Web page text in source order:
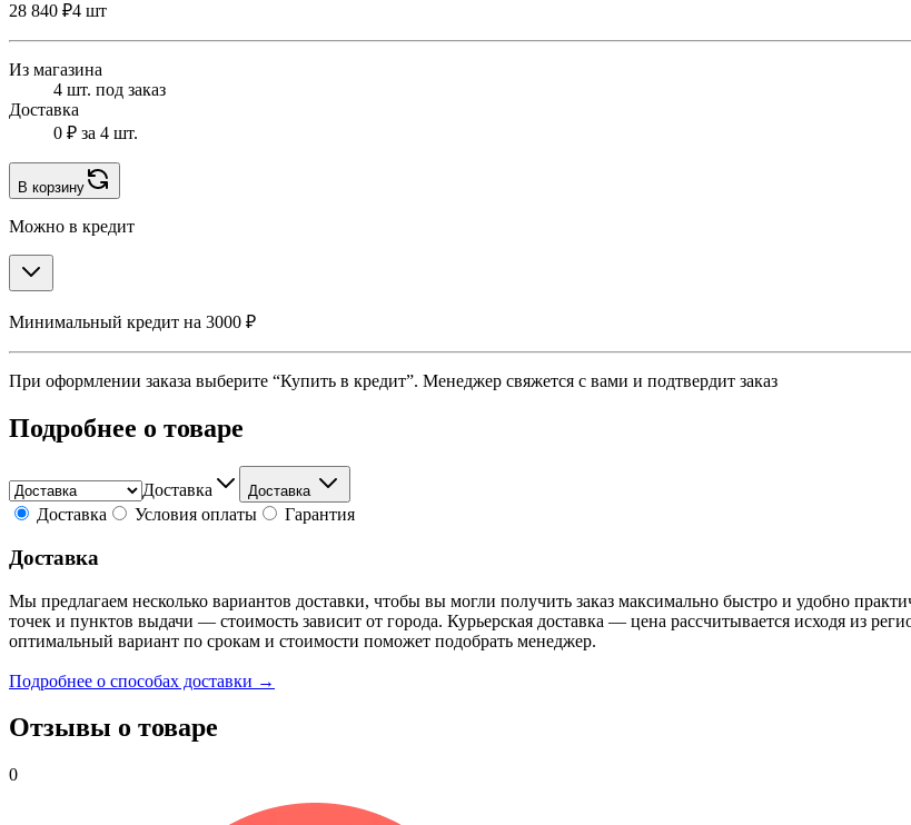
28 840 ₽4 шт
Из магазина
4 шт. под заказ
Доставка
0 ₽ за 4 шт.
В корзину
Можно в кредит
Минимальный кредит на 3000 ₽
При оформлении заказа выберите “Купить в кредит”. Менеджер свяжется с вами и подтвердит заказ
Подробнее о товаре
Доставка Доставка
Доставка Условия оплаты Гарантия
Доставка
Мы предлагаем несколько вариантов доставки, чтобы вы могли получить заказ максимально быстро и удобно
точек и пунктов выдачи — стоимость зависит от города. Курьерская доставка — цена рассчитывается исходя из
оптимальный вариант по срокам и стоимости поможет подобрать менеджер.
Подробнее о способах доставки →
Отзывы о товаре
0